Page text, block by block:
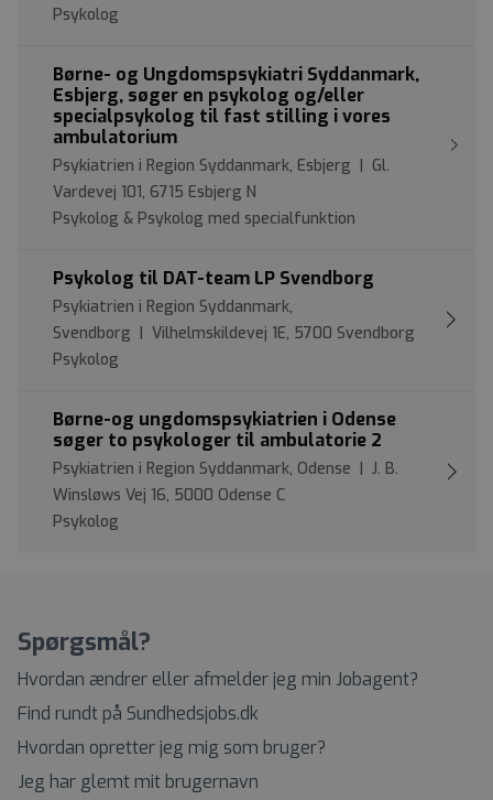
Psykolog
Børne- og Ungdomspsykiatri Syddanmark,
Esbjerg, søger en psykolog og/eller
specialpsykolog til fast stilling i vores
ambulatorium
Psykiatrien i Region Syddanmark, Esbjerg | Gl.
Vardevej 101, 6715 Esbjerg N
Psykolog & Psykolog med specialfunktion
Psykolog til DAT-team LP Svendborg
Psykiatrien i Region Syddanmark,
Svendborg | Vilhelmskildevej 1E, 5700 Svendborg
Psykolog
Børne-og ungdomspsykiatrien i Odense
søger to psykologer til ambulatorie 2
Psykiatrien i Region Syddanmark, Odense | J. B.
Winsløws Vej 16, 5000 Odense C
Psykolog
Spørgsmål?
Hvordan ændrer eller afmelder jeg min Jobagent?
Find rundt på Sundhedsjobs.dk
Hvordan opretter jeg mig som bruger?
Jeg har glemt mit brugernavn